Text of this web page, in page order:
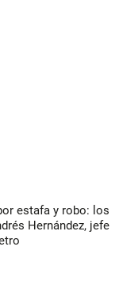
estafa y robo: los
Hernández, jefe